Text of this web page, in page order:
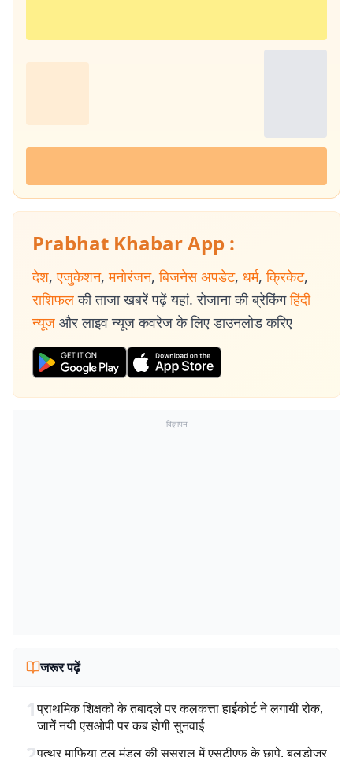
Prabhat Khabar App :
देश, एजुकेशन, मनोरंजन, बिजनेस अपडेट, धर्म, क्रिकेट,
राशिफल की ताजा खबरें पढ़ें यहां. रोजाना की ब्रेकिंग हिंदी
न्यूज और लाइव न्यूज कवरेज के लिए डाउनलोड करिए
विज्ञापन
जरूर पढ़ें
1प्राथमिक शिक्षकों के तबादले पर कलकत्ता हाईकोर्ट ने लगायी रोक,
जानें नयी एसओपी पर कब होगी सुनवाई
पत्थर माफिया टुलू मंडल की ससुराल में एसटीएफ के छापे, बुलडोजर